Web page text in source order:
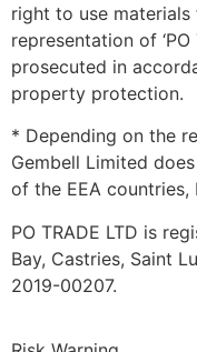
right to use
representation of
prosecuted in
property protection.
* Depending on the
Gembell Limited
of the EEA countries,
PO TRADE LTD is
Bay, Castries, Saint
2019-00207.